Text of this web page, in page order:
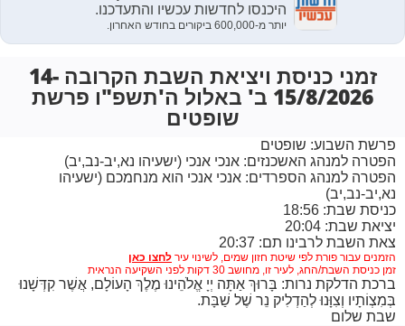
זמני כניסת ויציאת השבת הקרובה 14-
15/8/2026 ב' באלול ה'תשפ"ו פרשת
שופטים
פרשת השבוע: שופטים
הפטרה למנהג האשכנזים: אנכי אנכי (ישעיהו נא,יב-נב,יב)
הפטרה למנהג הספרדים: אנכי אנכי הוא מנחמכם (ישעיהו
נא,יב-נב,יב)
כניסת שבת: 18:56
יציאת שבת: 20:04
צאת השבת לרבינו תם: 20:37
הזמנים עבור פורת לפי שיטת חזון שמים, לשינוי עיר
זמן כניסת השבת/החג, לעיר זו, מחושב 30 דקות לפני השקיעה הנראית
ברכת הדלקת נרות: בָּרוּךְ אַתָּה יְיָ אֱלֹהֵינוּ מֶלֶךְ הָעוֹלָם, אֲשֶׁר קִדְּשָׁנוּ
בְּמִצְוֹתָיו וְצִוָּנוּ לְהַדְלִיק נֵר שֶׁל שַׁבָּת.
שבת שלום